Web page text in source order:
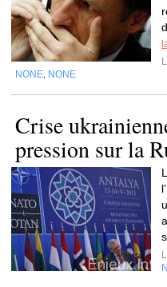
NONE NONE
Crise
pression sur la